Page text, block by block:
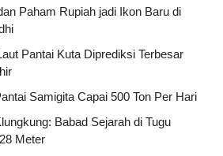
Paham Rupiah jadi Ikon Baru di
Pantai Kuta Diprediksi Terbesar
Samigita Capai 500 Ton Per Hari
Babad Sejarah di Tugu
Meter